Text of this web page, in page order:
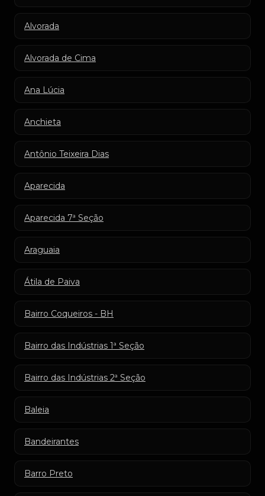
Alvorada
Alvorada de Cima
Ana Lúcia
Anchieta
Antônio Teixeira Dias
Aparecida
Aparecida 7ª Seção
Araguaia
Átila de Paiva
Bairro Coqueiros - BH
Bairro das Indústrias 1ª Seção
Bairro das Indústrias 2ª Seção
Baleia
Bandeirantes
Barro Preto